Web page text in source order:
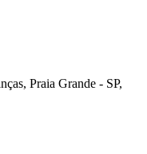
Praia Grande - SP,